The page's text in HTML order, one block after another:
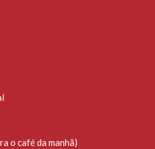
o café da manhã)